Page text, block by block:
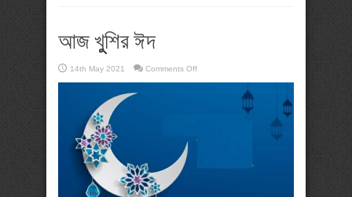
আজ খুুুুশির ঈদ
14th May 2021 Comments Offon